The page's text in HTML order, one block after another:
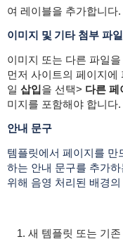
여 레이블을 추가합니다.
이미지 및 기타 첨부 파일
이미지 또는 다른 파일
먼저 사이트의 페이지에
일 삽입을 선택> 다른 페
미지를 포함해야 합니다.
안내 문구
템플릿에서 페이지를 만
하는 안내 문구를 추가
위해 음영 처리된 배경
새 템플릿 또는 기